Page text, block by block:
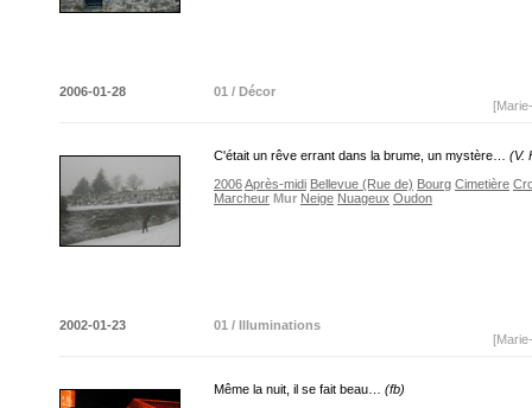
2006-01-28
01 / Décor
C'était un rêve errant dans la brume, un mystère… (V.
2006Après-midi Bellevue (Rue de) Bourg Cimetière
Marcheur Mur Neige Nuageux Oudon
2002-01-23
01 / Illuminations
Même la nuit, il se fait beau… (fb)